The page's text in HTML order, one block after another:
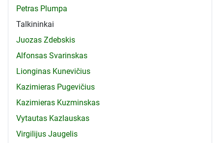
Petras Plumpa
Talkininkai
Juozas Zdebskis
Alfonsas Svarinskas
Lionginas Kunevičius
Kazimieras Pugevičius
Kazimieras Kuzminskas
Vytautas Kazlauskas
Virgilijus Jaugelis